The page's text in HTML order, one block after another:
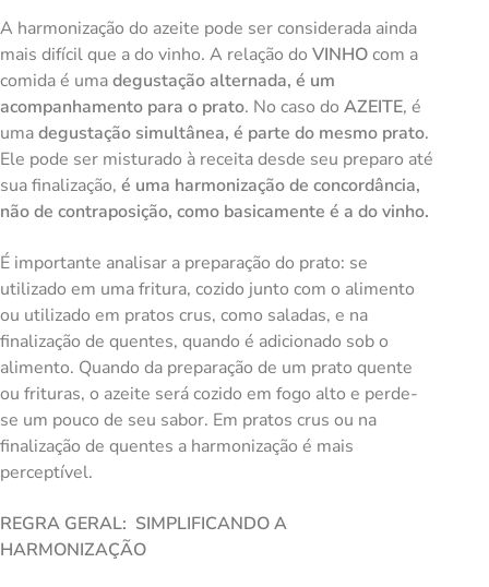
A harmonização do azeite pode ser considerada ainda
mais difícil que a do vinho. A relação do VINHOcom a
comida é umadegustação alternada, é um
acompanhamento para o prato. No caso do AZEITE, é
umadegustação simultânea, é parte do mesmo prato.
Ele pode ser misturado à receita desde seu preparo até
sua finalização, é uma harmonização de concordância,
não de contraposição, como basicamente é a do vinho.
É importante analisar a preparação do prato: se
utilizado em uma fritura, cozido junto com o alimento
ou utilizado em pratos crus, como saladas, e na
finalização de quentes, quando é adicionado sob o
alimento. Quando da preparação de um prato quente
ou frituras, o azeite será cozido em fogo alto e perde-
se um pouco de seu sabor. Em pratos crus ou na
finalização de quentes a harmonização é mais
perceptível.
REGRA GERAL: SIMPLIFICANDO A
HARMONIZAÇÃO